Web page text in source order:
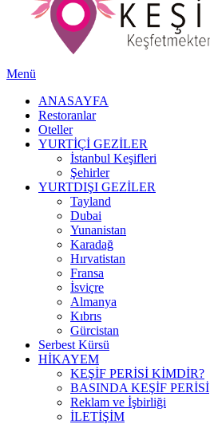
Menü
ANASAYFA
Restoranlar
Oteller
YURTİÇİ GEZİLER
İstanbul Keşifleri
Şehirler
YURTDIŞI GEZİLER
Tayland
Dubai
Yunanistan
Karadağ
Hırvatistan
Fransa
İsviçre
Almanya
Kıbrıs
Gürcistan
Serbest Kürsü
HİKAYEM
KEŞİF PERİSİ KİMDİR?
BASINDA KEŞİF PERİSİ
Reklam ve İşbirliği
İLETİŞİM